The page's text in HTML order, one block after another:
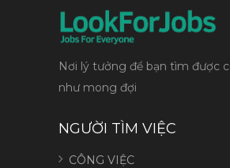
Nơi lý tưởng để bạn tìm được
như mong đợi
NGƯỜI TÌM VIỆC
CÔNG VIỆC